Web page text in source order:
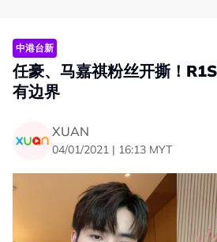
中港台新
任豪、马嘉祺粉丝开撕！
有边界
XUAN
04/01/2021 | 16:13 MYT